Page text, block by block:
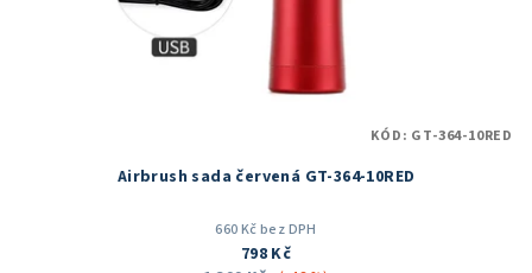
Airbrush sada červená GT-364-10RED
660 Kč bez DPH
798 Kč
KÓD: GT-364-10RED